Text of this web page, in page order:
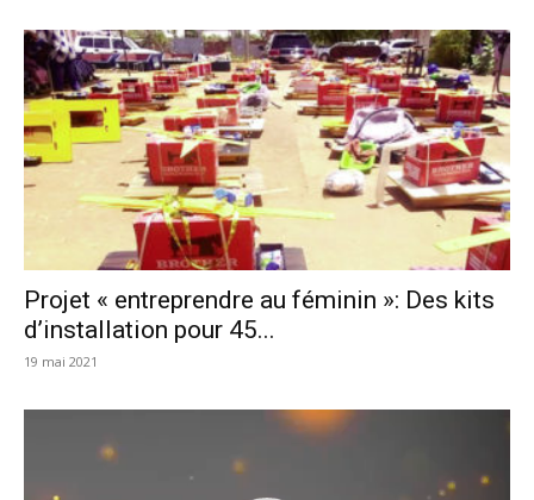
Projet « entreprendre au féminin »: Des kits
d’installation pour 45...
19 mai 2021